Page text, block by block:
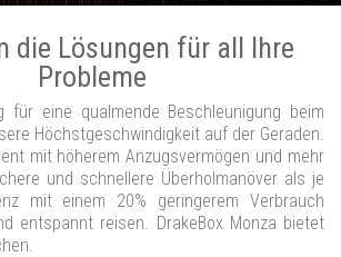
die Lösungen für all Ihre
Probleme
für eine qualmende Beschleunigung beim
Höchstgeschwindigkeit auf der Geraden.
mit höherem Anzugsvermögen und mehr
und schnellere Überholmanöver als je
mit einem 20% geringerem Verbrauch
entspannt reisen. DrakeBox Monza bietet